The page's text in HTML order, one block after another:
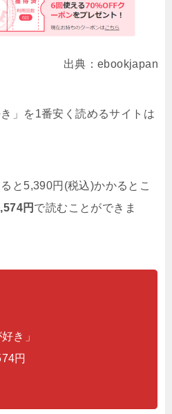
出典：ebookjapan
」を1番安く読めるサイトは
と5,390円(税込)かかるとこ
円 で読むことができま
き」
円